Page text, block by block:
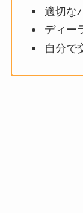
適切な
ディー
自分で